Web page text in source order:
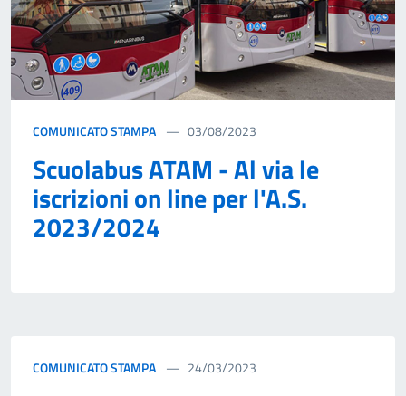
COMUNICATO STAMPA 03/08/2023
Scuolabus ATAM - Al via le
iscrizioni on line per l'A.S.
2023/2024
COMUNICATO STAMPA 24/03/2023